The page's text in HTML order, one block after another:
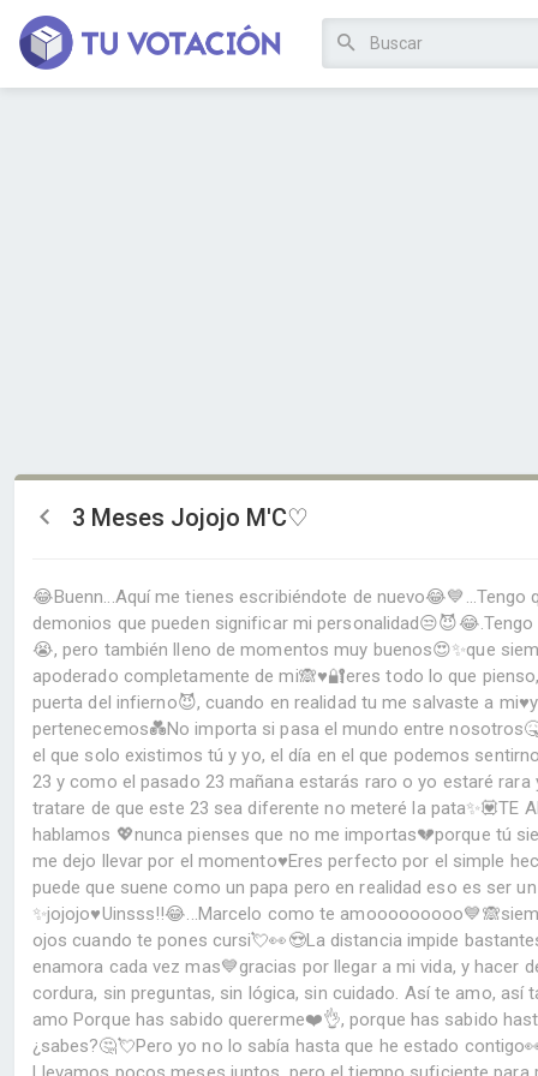
3 Meses Jojojo M'C♡
😂Buenn...Aquí me tienes escribiéndote de
demonios que pueden significar mi
😭, pero también lleno de momentos muy buenos😍✨que
apoderado completamente de mi🙈♥️🔐eres todo lo que
puerta del infierno😈, cuando en realidad tu me salvaste a
pertenecemos💑No importa si pasa el mundo entre
el que solo existimos tú y yo, el día en el que podemos
23 y como el pasado 23 mañana estarás raro o yo estaré
tratare de que este 23 sea diferente no meteré la
hablamos 💖nunca pienses que no me importas💔porque tú
me dejo llevar por el momento♥️Eres perfecto por el simple
puede que suene como un papa pero en realidad eso es ser
✨jojojo♥️Uinsss!!😂...Marcelo como te
ojos cuando te pones cursi💘👀😍La distancia impide
enamora cada vez mas💙gracias por llegar a mi vida, y hacer
cordura, sin preguntas, sin lógica, sin cuidado. Así te amo,
amo Porque has sabido quererme❤️👌, porque has sabido
¿sabes?🤔💘Pero yo no lo sabía hasta que he estado